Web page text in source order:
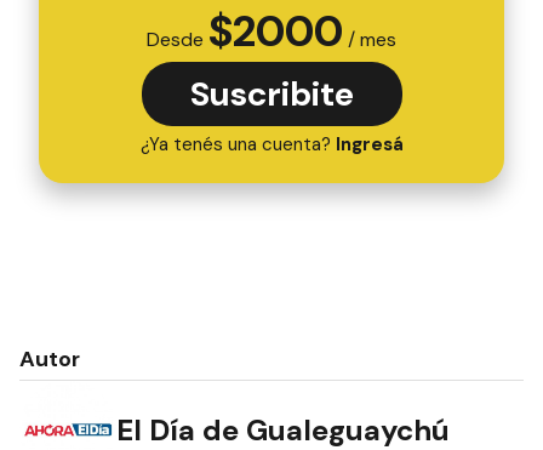
Desde $2000 / mes
Suscribite
¿Ya tenés una cuenta? Ingresá
Autor
El Día de Gualeguaychú